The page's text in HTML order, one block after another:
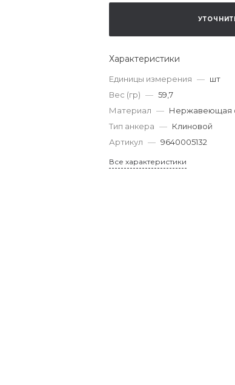
Характеристики
Единицы измерения — шт
Вес (гр) — 59,7
Материал — Нержавеющая
Тип анкера — Клиновой
Артикул — 9640005132
Все характеристики